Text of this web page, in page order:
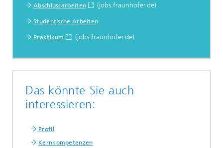
Abschlussarbeiten (jobs.fraunhofer.de)
Studentische Arbeiten
Praktikum (jobs.fraunhofer.de)
Das könnte Sie auch
interessieren:
Profil
Kernkompetenzen